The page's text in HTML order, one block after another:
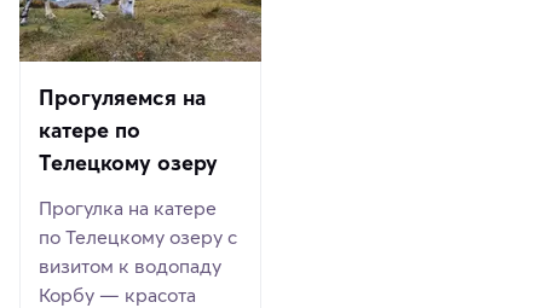
Прогуляемся на
катере по
Телецкому озеру
Прогулка на катере
по Телецкому озеру с
визитом к водопаду
Корбу — красота